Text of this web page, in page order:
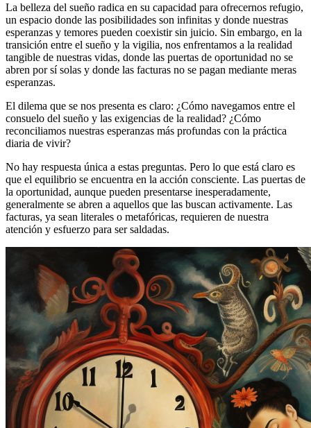
La belleza del sueño radica en su capacidad para ofrecernos refugio,
un espacio donde las posibilidades son infinitas y donde nuestras
esperanzas y temores pueden coexistir sin juicio. Sin embargo, en la
transición entre el sueño y la vigilia, nos enfrentamos a la realidad
tangible de nuestras vidas, donde las puertas de oportunidad no se
abren por sí solas y donde las facturas no se pagan mediante meras
esperanzas.
El dilema que se nos presenta es claro: ¿Cómo navegamos entre el
consuelo del sueño y las exigencias de la realidad? ¿Cómo
reconciliamos nuestras esperanzas más profundas con la práctica
diaria de vivir?
No hay respuesta única a estas preguntas. Pero lo que está claro es
que el equilibrio se encuentra en la acción consciente. Las puertas de
la oportunidad, aunque pueden presentarse inesperadamente,
generalmente se abren a aquellos que las buscan activamente. Las
facturas, ya sean literales o metafóricas, requieren de nuestra
atención y esfuerzo para ser saldadas.